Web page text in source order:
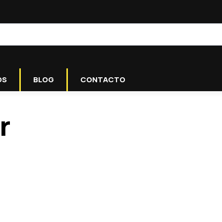
BLOG CONTACTO